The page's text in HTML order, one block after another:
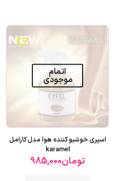
اتمام
موجودی
اسپری خوشبو کننده هوا مدل کارامل
karamel
تومان985,000